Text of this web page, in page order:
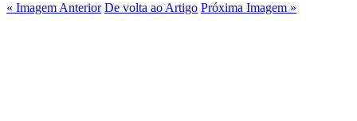
« Imagem Anterior De volta ao Artigo Próxima Imagem »